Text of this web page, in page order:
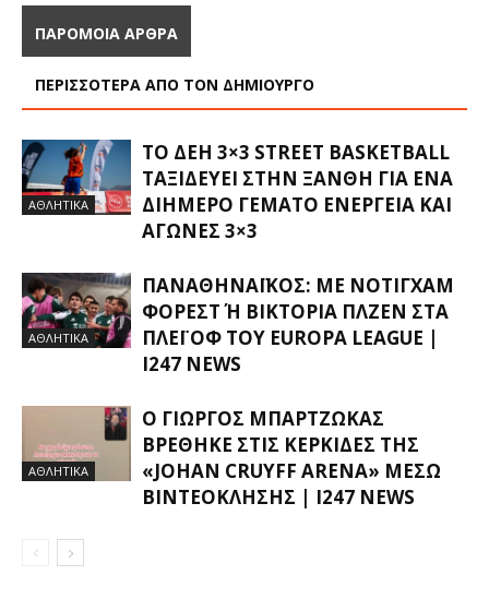
ΠΑΡΟΜΟΙΑ ΑΡΘΡΑ
ΠΕΡΙΣΣΟΤΕΡΑ ΑΠΟ ΤΟΝ ΔΗΜΙΟΥΡΓΟ
ΑΘΛΗΤΙΚΑ
ΤΟ ΔΕΗ 3×3 STREET BASKETBALL
ΤΑΞΙΔΕΎΕΙ ΣΤΗΝ ΞΆΝΘΗ ΓΙΑ ΈΝΑ
ΔΙΉΜΕΡΟ ΓΕΜΆΤΟ ΕΝΈΡΓΕΙΑ ΚΑΙ
ΑΓΏΝΕΣ 3×3
ΑΘΛΗΤΙΚΑ
ΠΑΝΑΘΗΝΑΪΚΌΣ: ΜΕ ΝΌΤΙΓΧΑΜ
ΦΌΡΕΣΤ Ή ΒΙΚΤΌΡΙΑ ΠΛΖΕΝ ΣΤΑ Π
ΛΈΙ ΟΦ ΤΟΥ EUROPA LEAGUE |
I247 NEWS
ΑΘΛΗΤΙΚΑ
Ο ΓΙΏΡΓΟΣ ΜΠΑΡΤΖΏΚΑΣ
ΒΡΈΘΗΚΕ ΣΤΙΣ ΚΕΡΚΊΔΕΣ ΤΗΣ
«JOHAN CRUYFF ARENA» ΜΈΣΩ
ΒΙΝΤΕΟΚΛΉΣΗΣ | I247 NEWS